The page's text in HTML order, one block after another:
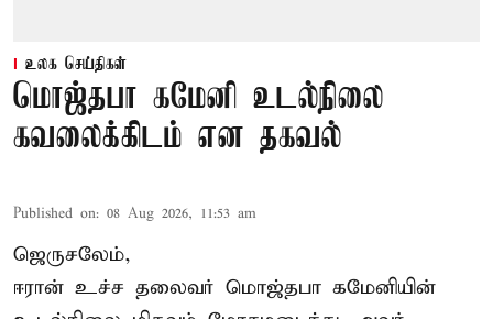
உலக செய்திகள்
மொஜ்தபா கமேனி உடல்நிலை
கவலைக்கிடம் என தகவல்
Published on: 08 Aug 2026, 11:53 am
ஜெருசலேம்,
ஈரான் உச்ச தலைவர் மொஜ்தபா கமேனியின்